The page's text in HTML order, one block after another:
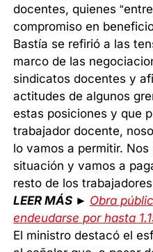
docentes, quienes
compromiso en
Bastía se refirió a las
marco de las
sindicatos docentes y
actitudes de algunos
estas posiciones y que
trabajador docente,
lo vamos a permitir.
situación y vamos a
resto de los
LEER MÁS ► Obra
endeudarse por hasta
El ministro destacó el